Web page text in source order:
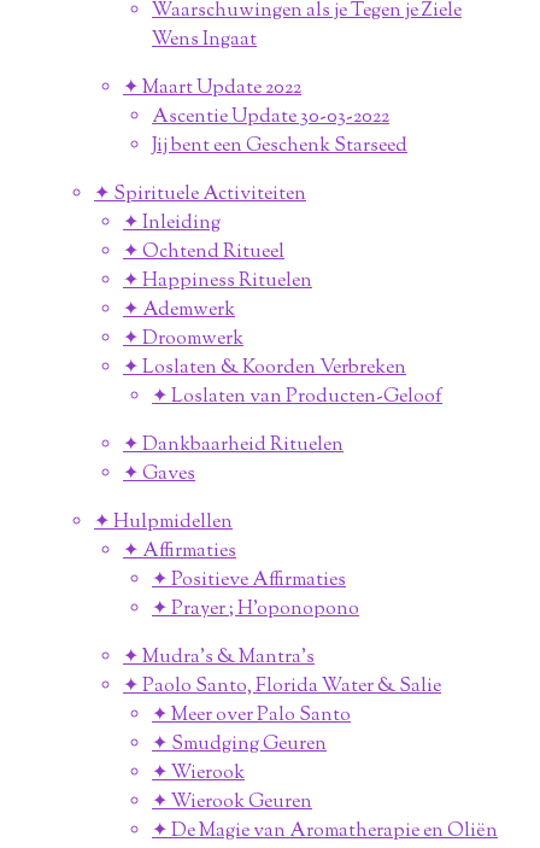
Waarschuwingen als je Tegen je Ziele
Wens Ingaat
✦ Maart Update 2022
Ascentie Update 30-03-2022
Jij bent een Geschenk Starseed
✦ Spirituele Activiteiten
✦ Inleiding
✦ Ochtend Ritueel
✦ Happiness Rituelen
✦ Ademwerk
✦ Droomwerk
✦ Loslaten & Koorden Verbreken
✦ Loslaten van Producten-Geloof
✦ Dankbaarheid Rituelen
✦ Gaves
✦ Hulpmidellen
✦ Affirmaties
✦ Positieve Affirmaties
✦ Prayer ; H'oponopono
✦ Mudra's & Mantra's
✦ Paolo Santo, Florida Water & Salie
✦ Meer over Palo Santo
✦ Smudging Geuren
✦ Wierook
✦ Wierook Geuren
✦ De Magie van Aromatherapie en Oliën